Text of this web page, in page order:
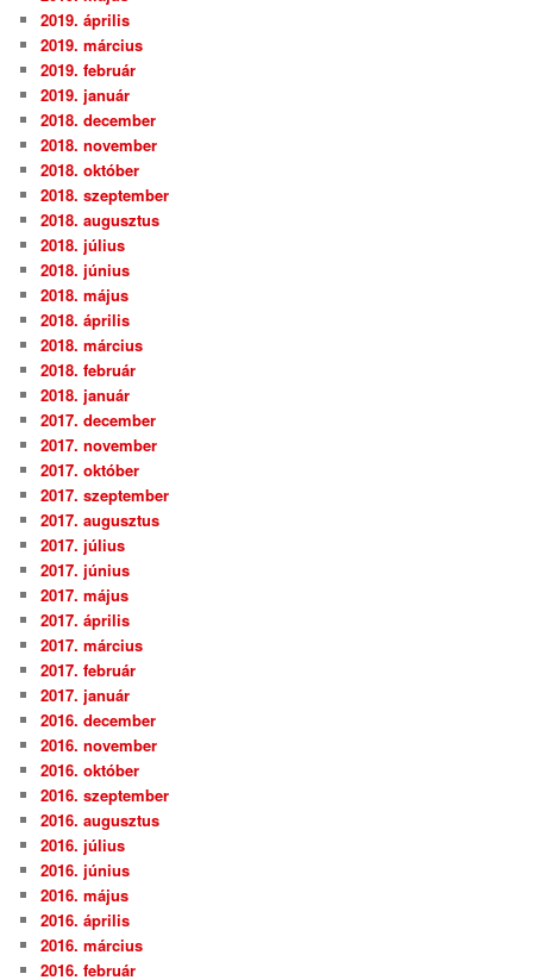
2019. április
2019. március
2019. február
2019. január
2018. december
2018. november
2018. október
2018. szeptember
2018. augusztus
2018. július
2018. június
2018. május
2018. április
2018. március
2018. február
2018. január
2017. december
2017. november
2017. október
2017. szeptember
2017. augusztus
2017. július
2017. június
2017. május
2017. április
2017. március
2017. február
2017. január
2016. december
2016. november
2016. október
2016. szeptember
2016. augusztus
2016. július
2016. június
2016. május
2016. április
2016. március
2016. február